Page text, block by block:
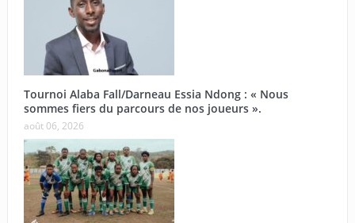
Tournoi Alaba Fall/Darneau Essia Ndong : « Nous
sommes fiers du parcours de nos joueurs ».
août 06, 2026